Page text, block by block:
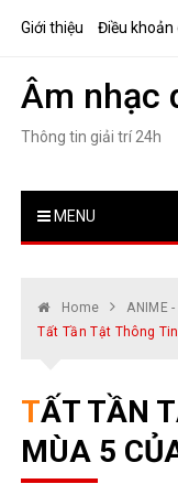
Giới thiệu Điều khoản
Âm nhạc
Thông tin giải trí 24h
MENU
Home
ANIME
Tất Tần Tật Thông
TẤT TẦN TẬT THÔNG TIN VỀ
MÙA 5